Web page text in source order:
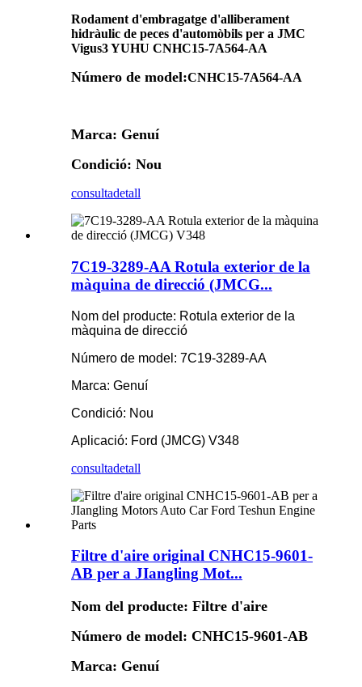
Rodament d'embragatge d'alliberament
hidràulic de peces d'automòbils per a JMC
Vigus3 YUHU CNHC15-7A564-AA
Número de model:CNHC15-7A564-AA
Marca: Genuí
Condició: Nou
consultadetall
7C19-3289-AA Rotula exterior de la
màquina de direcció (JMCG...
Nom del producte: Rotula exterior de la
màquina de direcció
Número de model: 7C19-3289-AA
Marca: Genuí
Condició: Nou
Aplicació: Ford (JMCG) V348
consultadetall
Filtre d'aire original CNHC15-9601-
AB per a JIangling Mot...
Nom del producte: Filtre d'aire
Número de model: CNHC15-9601-AB
Marca: Genuí